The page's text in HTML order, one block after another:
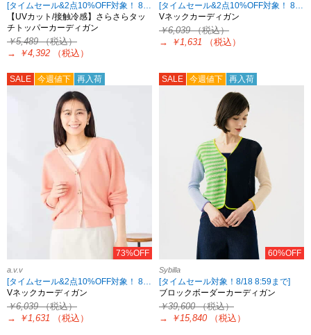
[タイムセール&2点10%OFF対象！ 8/18 8:59まで]
【UVカット/接触冷感】さらさらタッ
チトッパーカーディガン
￥5,489（税込）
→
￥4,392 （税込）
[タイムセール&2点10%OFF対象！ 8/18 8:59まで]
Vネックカーディガン
￥6,039（税込）
→
￥1,631 （税込）
SALE 今週値下 再入荷
73%OFF
a.v.v
[タイムセール&2点10%OFF対象！ 8/18 8:59まで]
Vネックカーディガン
￥6,039（税込）
→
￥1,631 （税込）
SALE 今週値下 再入荷
60%OFF
Sybilla
[タイムセール対象！8/18 8:59まで]
ブロックボーダーカーディガン
￥39,600（税込）
→
￥15,840 （税込）